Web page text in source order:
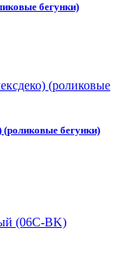
бегунки)
бегунки)